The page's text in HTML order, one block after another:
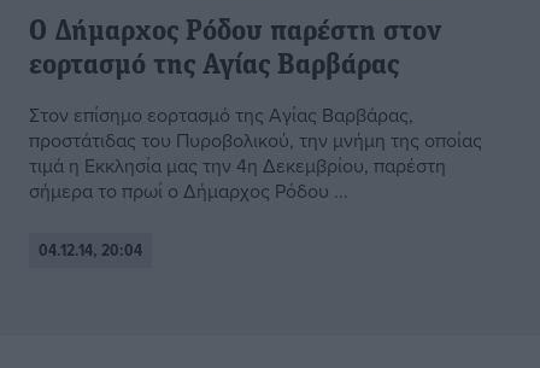
Ο Δήμαρχος Ρόδου παρέστη στον
εορτασμό της Αγίας Βαρβάρας
Στον επίσημο εορτασμό της Αγίας Βαρβάρας,
προστάτιδας του Πυροβολικού, την μνήμη της οποίας
τιμά η Εκκλησία μας την 4η Δεκεμβρίου, παρέστη
σήμερα το πρωί ο Δήμαρχος Ρόδου ...
04.12.14, 20:04